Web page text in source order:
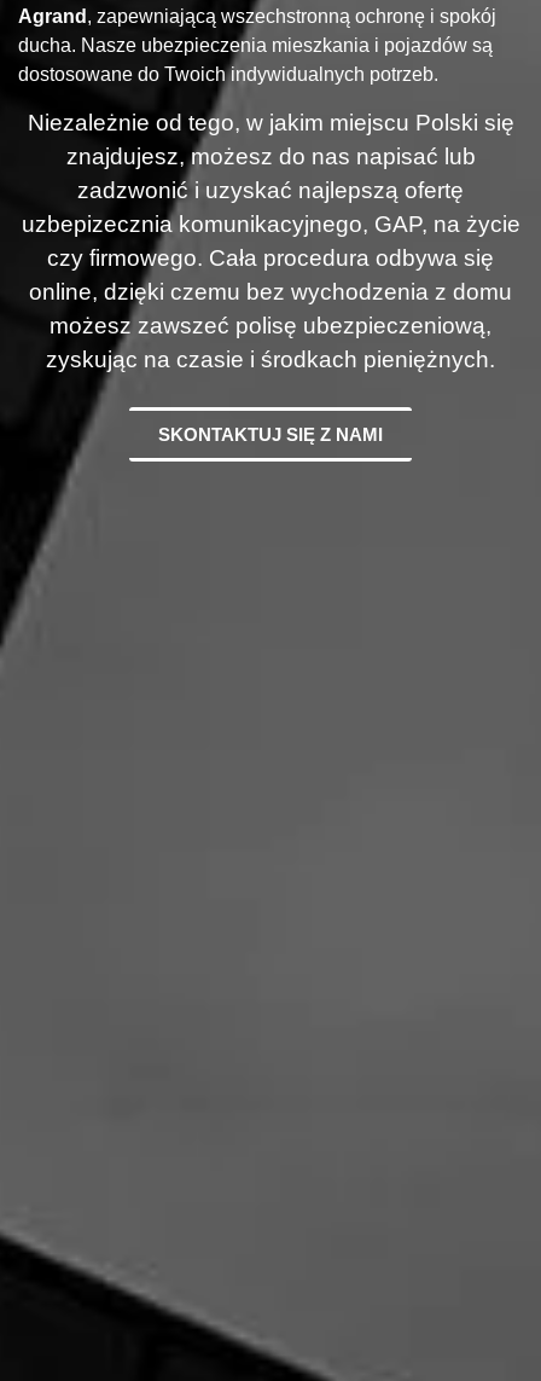
Agrand , zapewniającą wszechstronną ochronę i spokój
ducha. Nasze ubezpieczenia mieszkania i pojazdów są
dostosowane do Twoich indywidualnych potrzeb.
Niezależnie od tego, w jakim miejscu Polski się
znajdujesz, możesz do nas napisać lub
zadzwonić i uzyskać najlepszą ofertę
uzbepizecznia komunikacyjnego, GAP, na życie
czy firmowego. Cała procedura odbywa się
online, dzięki czemu bez wychodzenia z domu
możesz zawszeć polisę ubezpieczeniową,
zyskując na czasie i środkach pieniężnych.
SKONTAKTUJ SIĘ Z NAMI